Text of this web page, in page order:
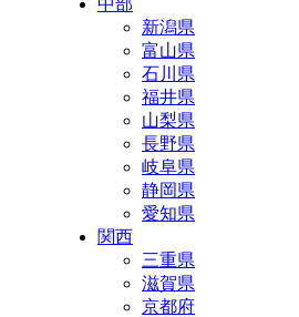
中部
新潟県
富山県
石川県
福井県
山梨県
長野県
岐阜県
静岡県
愛知県
関西
三重県
滋賀県
京都府